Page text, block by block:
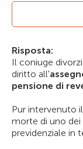
Risposta:
Il coniuge
diritto all'
pensione di
Pur intervenuto
morte di uno
previdenziale in